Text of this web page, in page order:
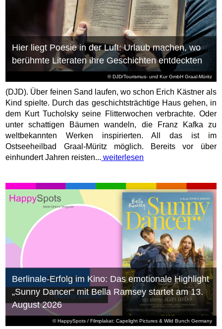
© DJD/Tourismus- und Kur GmbH Graal-Müritz
Hier liegt Poesie in der Luft: Urlaub machen, wo
berühmte Literaten ihre Geschichten entdeckten
(DJD). Über feinen Sand laufen, wo schon Erich Kästner als
Kind spielte. Durch das geschichtsträchtige Haus gehen, in
dem Kurt Tucholsky seine Flitterwochen verbrachte. Oder
unter schattigen Bäumen wandeln, die Franz Kafka zu
weltbekannten Werken inspirierten. All das ist im
Ostseeheilbad Graal-Müritz möglich. Bereits vor über
einhundert Jahren reisten... weiterlesen
© HappySpots / Filmplakat: Capelight Pictures & Wild Bunch Germany
Berlinale-Erfolg im Kino: Das emotionale Highlight
„Sunny Dancer“ mit Bella Ramsey startet am 13.
August 2026